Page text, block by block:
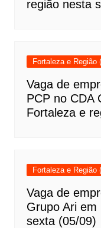
região nesta
Fortaleza e Região
Vaga de
PCP no CDA
Fortaleza e
Fortaleza e Região
Vaga de
Grupo Ari
sexta (05/09)